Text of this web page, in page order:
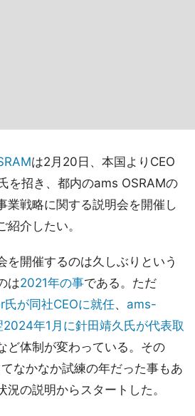
は2月20日、本国よりCEO
を招き、都内のams OSRAMの
業戦略に関する説明会を開催し
介したい。
を開催するのは久しぶりという
は2021年の事である。ただ
が同社CEOに就任、 ams-
年1月に針田靖久氏が代表取
ど体制が変わっている。その
なかなか試練の年だった事もあ
況の説明からスタートした。